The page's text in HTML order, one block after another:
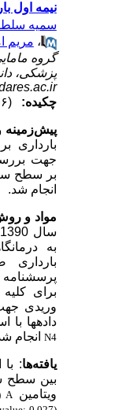
نیمه اول
سمیه
،مریم
گروه
پزشکی،
چکیده:
پیش‌زمینه
بارداری
جهت بررسی
بر سطح
انجام شد.
مواد و
به
پرسشنامه
برای کلیه
وریدی
داده­ها با
N4انجام شد.
یافته‌ها: با
بین سطح
ویتامینA